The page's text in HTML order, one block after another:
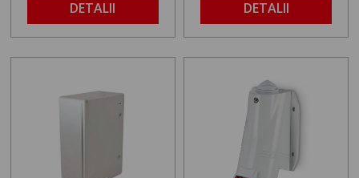
DETALII DETALII